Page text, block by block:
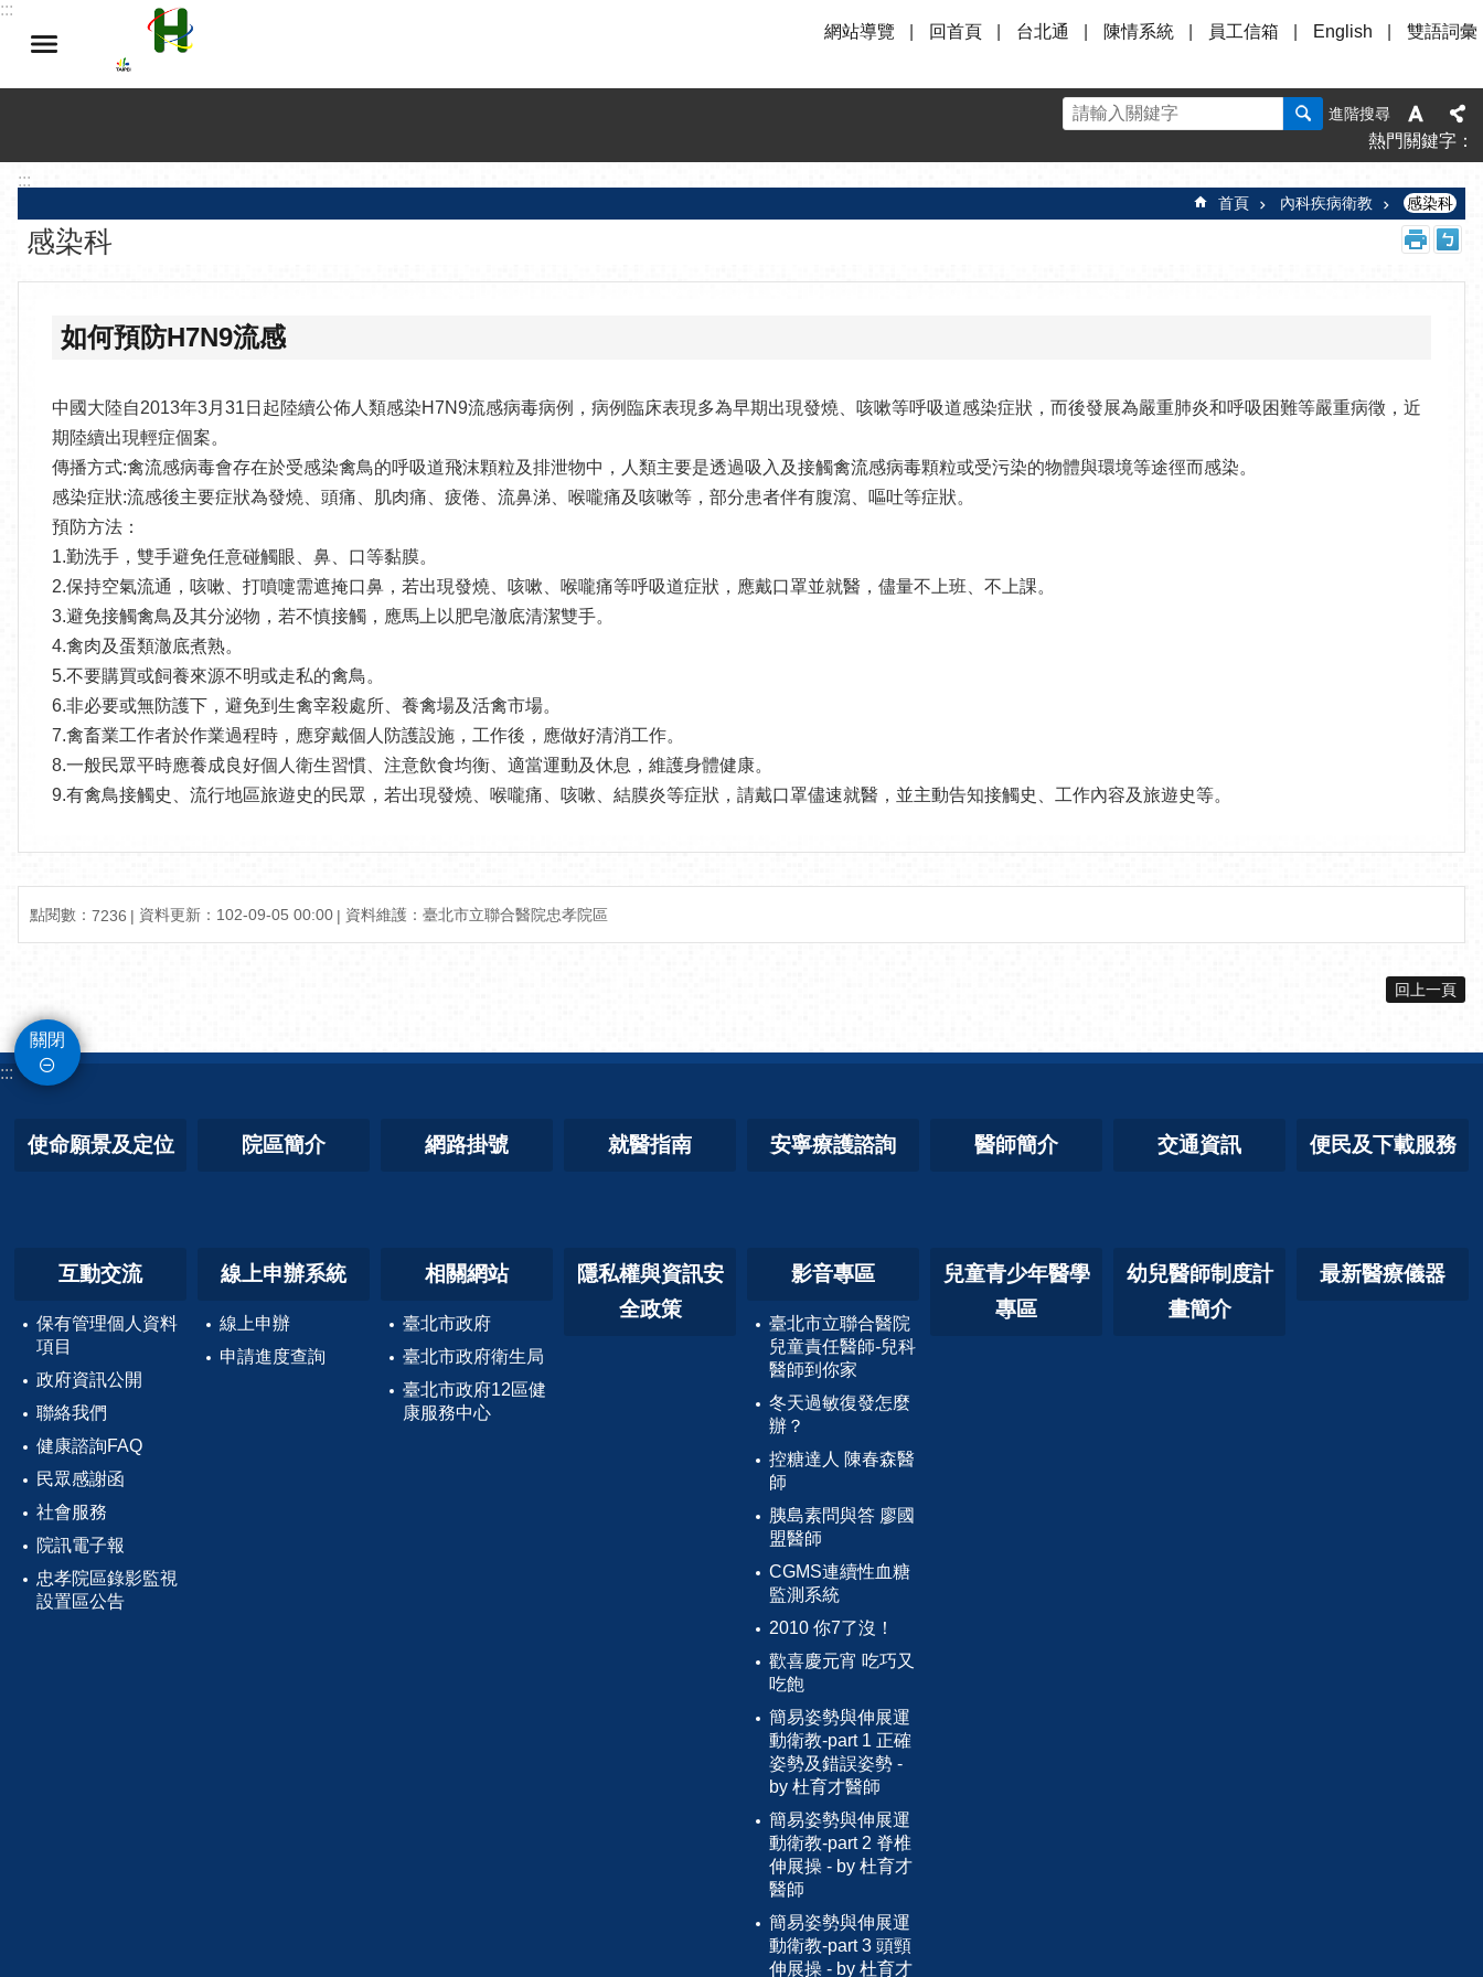
跳到主要內容區塊
:::
網站導覽
回首頁 台北通 陳情系統 員工信箱 English 雙語詞彙
進階搜尋
熱門關鍵字
:::
首頁 內科疾病衛教 感染科
感染科
如何預防H7N9流感
中國大陸自2013年3月31日起陸續公佈人類感染H7N9流感病毒病例，病例臨床表現多為早期出現發燒、咳嗽等呼吸道感染症狀，而後發展為嚴重肺炎和呼吸困難等嚴重病徵，近
期陸續出現輕症個案。
傳播方式:禽流感病毒會存在於受感染禽鳥的呼吸道飛沫顆粒及排泄物中，人類主要是透過吸入及接觸禽流感病毒顆粒或受污染的物體與環境等途徑而感染。
感染症狀:流感後主要症狀為發燒、頭痛、肌肉痛、疲倦、流鼻涕、喉嚨痛及咳嗽等，部分患者伴有腹瀉、嘔吐等症狀。
預防方法：
1.勤洗手，雙手避免任意碰觸眼、鼻、口等黏膜。
2.保持空氣流通，咳嗽、打噴嚏需遮掩口鼻，若出現發燒、咳嗽、喉嚨痛等呼吸道症狀，應戴口罩並就醫，儘量不上班、不上課。
3.避免接觸禽鳥及其分泌物，若不慎接觸，應馬上以肥皂澈底清潔雙手。
4.禽肉及蛋類澈底煮熟。
5.不要購買或飼養來源不明或走私的禽鳥。
6.非必要或無防護下，避免到生禽宰殺處所、養禽場及活禽市場。
7.禽畜業工作者於作業過程時，應穿戴個人防護設施，工作後，應做好清消工作。
8.一般民眾平時應養成良好個人衛生習慣、注意飲食均衡、適當運動及休息，維護身體健康。
9.有禽鳥接觸史、流行地區旅遊史的民眾，若出現發燒、喉嚨痛、咳嗽、結膜炎等症狀，請戴口罩儘速就醫，並主動告知接觸史、工作內容及旅遊史等。
點閱數： 7236 資料更新：102-09-05 00:00 資料維護：臺北市立聯合醫院忠孝院區
回上一頁
關閉
:::
使命願景及定位 院區簡介 網路掛號 就醫指南 安寧療護諮詢 醫師簡介 交通資訊 便民及下載服務
互動交流
保有管理個人資料
項目
政府資訊公開
聯絡我們
健康諮詢FAQ
民眾感謝函
社會服務
院訊電子報
忠孝院區錄影監視
設置區公告
線上申辦系統
線上申辦
申請進度查詢
相關網站
臺北市政府
臺北市政府衛生局
臺北市政府12區健
康服務中心
隱私權與資訊安
全政策
影音專區
臺北市立聯合醫院
兒童責任醫師-兒科
醫師到你家
冬天過敏復發怎麼
辦？
控糖達人 陳春森醫
師
胰島素問與答 廖國
盟醫師
CGMS連續性血糖
監測系統
2010 你7了沒！
歡喜慶元宵 吃巧又
吃飽
簡易姿勢與伸展運
動衛教-part 1 正確
姿勢及錯誤姿勢 -
by 杜育才醫師
簡易姿勢與伸展運
動衛教-part 2 脊椎
伸展操 - by 杜育才
醫師
簡易姿勢與伸展運
動衛教-part 3 頭頸
伸展操 - by 杜育才
兒童青少年醫學
專區
幼兒醫師制度計
畫簡介
最新醫療儀器